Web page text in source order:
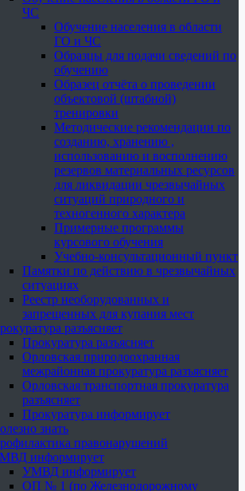
ЧС
Обучение населения в области
ГО и ЧС
Образцы для подачи сведений по
обучению
Образец отчёта о проведении
объектовой (штабной)
тренировки
Методические рекомендации по
созданию, хранению ,
использованию и восполнению
резервов материальных ресурсов
для ликвидации чрезвычайных
ситуаций природного и
техногенного характера
Примерные программы
курсового обучения
Учебно-консультационный пункт
Памятки по действию в чрезвычайных
ситуациях
Реестр необорудованных и
запрещенных для купания мест
разъясняет
Прокуратура разъясняет
Орловская природоохранная
межрайонная прокуратура разъясняет
Орловская транспортная прокуратура
разъясняет
Прокуратура информирует
знать
правонарушений
информирует
УМВД информирует
ОП № 1 (по Железнодорожному